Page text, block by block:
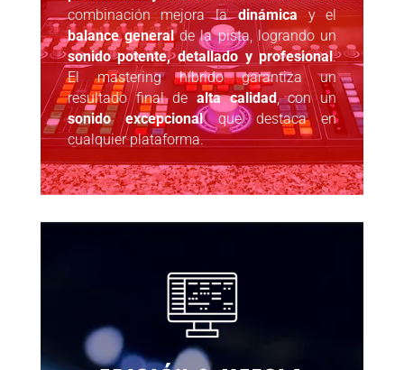
combinación mejora ladinámicay el
balance generalde la pista, logrando un
sonido potente, detallado y profesional.
El mastering híbrido garantiza un
resultado final dealta calidad, con un
sonido excepcionalque destaca en
cualquier plataforma.